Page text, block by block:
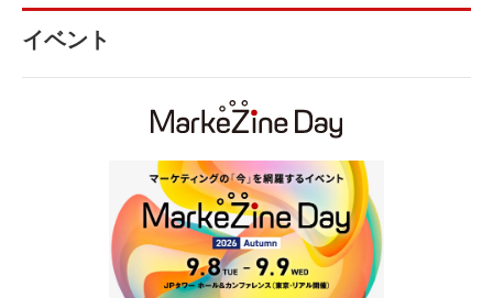
イベント